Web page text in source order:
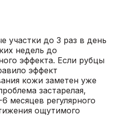
участки до 3 раз в день
недель до
эффекта. Если рубцы
эффект
кожи заметен уже
застарелая,
месяцев регулярного
ощутимого